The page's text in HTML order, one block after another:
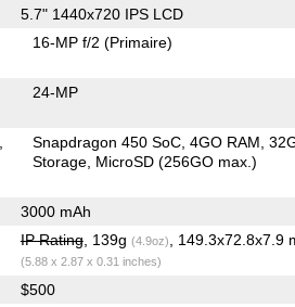
5.7" 1440x720 IPS LCD
16-MP f/2(Primaire)
24-MP
Snapdragon 450 SoC 4GO RAM
Storage MicroSD (256GO max.)
3000 mAh
IP Rating, 139g (4.9oz) , 149.3x72.8x7.9
(5.88 x 2.87 x 0.31 inches)
$500